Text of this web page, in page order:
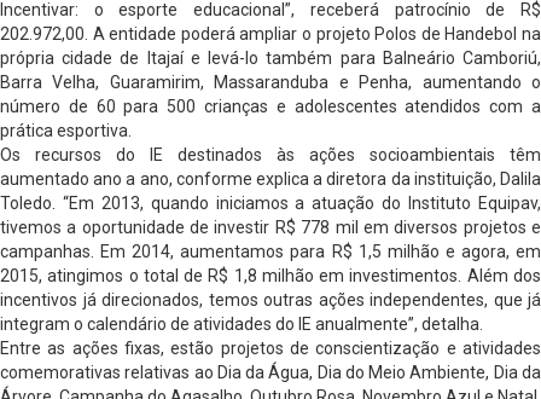
Incentivar: o esporte educacional”, receberá patrocínio de R$
202.972,00. A entidade poderá ampliar o projeto Polos de Handebol na
própria cidade de Itajaí e levá-lo também para Balneário Camboriú,
Barra Velha, Guaramirim, Massaranduba e Penha, aumentando o
número de 60 para 500 crianças e adolescentes atendidos com a
prática esportiva.
Os recursos do IE destinados às ações socioambientais têm
aumentado ano a ano, conforme explica a diretora da instituição, Dalila
Toledo. “Em 2013, quando iniciamos a atuação do Instituto Equipav,
tivemos a oportunidade de investir R$ 778 mil em diversos projetos e
campanhas. Em 2014, aumentamos para R$ 1,5 milhão e agora, em
2015, atingimos o total de R$ 1,8 milhão em investimentos. Além dos
incentivos já direcionados, temos outras ações independentes, que já
integram o calendário de atividades do IE anualmente”, detalha.
Entre as ações fixas, estão projetos de conscientização e atividades
comemorativas relativas ao Dia da Água, Dia do Meio Ambiente, Dia da